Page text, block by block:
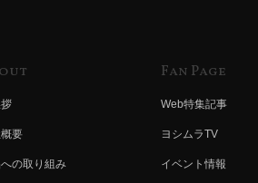
要
の取り組み
Fan Page
Web特集記事
ヨシムラTV
イベント情報